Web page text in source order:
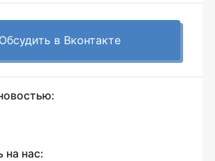
Обсудить в Вконтакте
на нас: